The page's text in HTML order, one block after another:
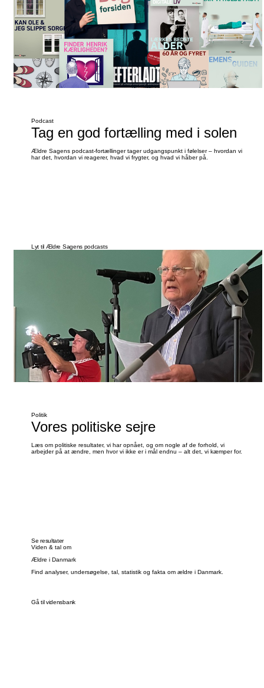
Podcast
Tag en god fortælling med i solen
Ældre Sagens podcast-fortællinger tager udgangspunkt i følelser – hvordan vi
har det, hvordan vi reagerer, hvad vi frygter, og hvad vi håber på.
Lyt til Ældre Sagens podcasts
Politik
Vores politiske sejre
Læs om politiske resultater, vi har opnået, og om nogle af de forhold, vi
arbejder på at ændre, men hvor vi ikke er i mål endnu – alt det, vi kæmper for.
Se resultater
Viden & tal om
Ældre i Danmark
Find analyser, undersøgelse, tal, statistik og fakta om ældre i Danmark.
Gå til vidensbank